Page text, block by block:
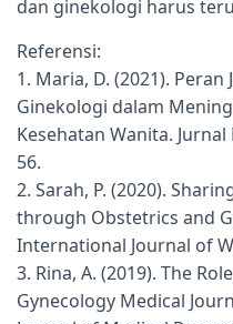
dan ginekologi harus
Referensi:
1. Maria, D. (2021).
Ginekologi dalam
Kesehatan Wanita.
56.
2. Sarah, P. (2020).
through Obstetrics and
International Journal of
3. Rina, A. (2019). The
Gynecology Medical